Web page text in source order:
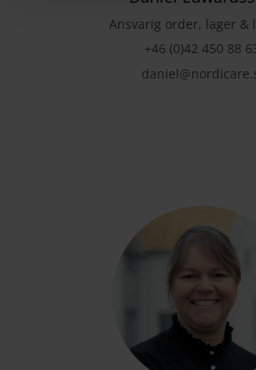
Ansvarig order, lager &
+46 (0)42 450 88